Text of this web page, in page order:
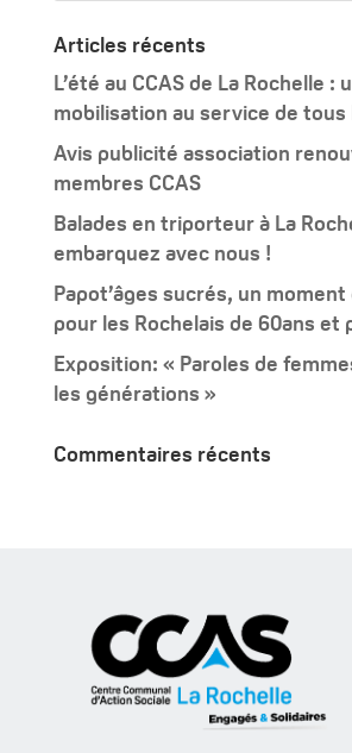
Articles récents
L’été au CCAS de La Rochelle :
mobilisation au service de tous
Avis publicité association
membres CCAS
Balades en triporteur à La
embarquez avec nous !
Papot’âges sucrés, un moment
pour les Rochelais de 60ans et
Exposition: « Paroles de
les générations »
Commentaires récents